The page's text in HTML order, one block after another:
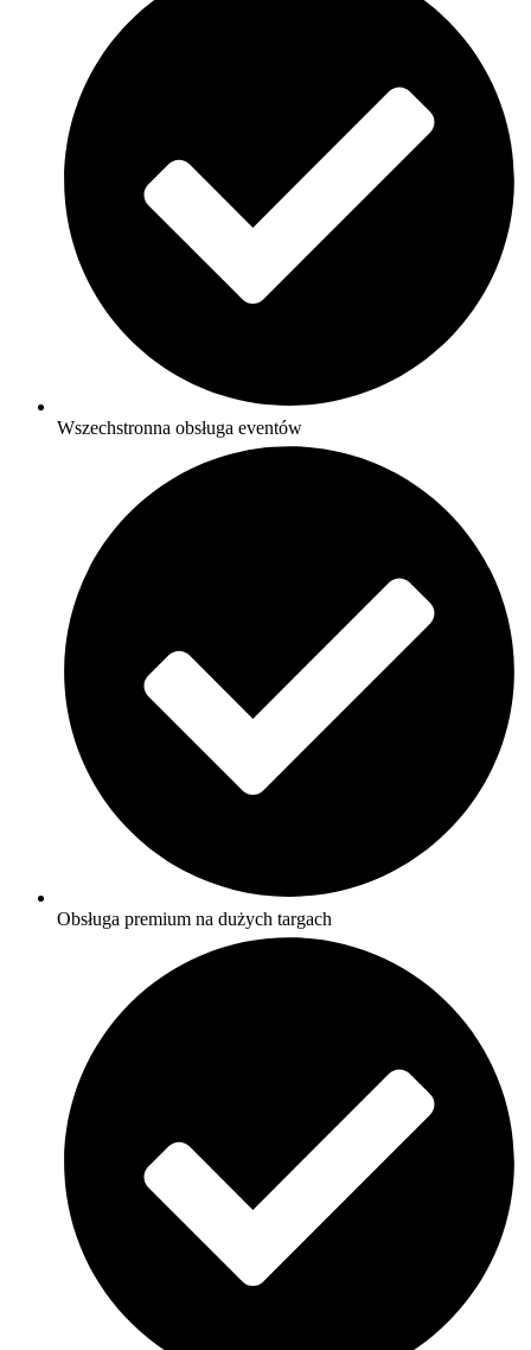
Wszechstronna obsługa eventów
Obsługa premium na dużych targach